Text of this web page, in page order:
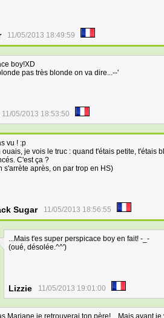
11/05/2013 18:49:59
boy!XD
pas très blonde on va dire...--'
11/05/2013 18:53:50
vu ! :p
ouais, je vois le truc : quand t'étais petite, t'étais
C'est ça ?
s'arrète après, on par trop en HS)
Sugar 11/05/2013 18:56:55
...Mais t'es super perspicace boy en fait! -_-
(oué, désolée.^^')
Lizzie 11/05/2013 19:01:00
Mariane je retrouverai ton père!... Mais avant